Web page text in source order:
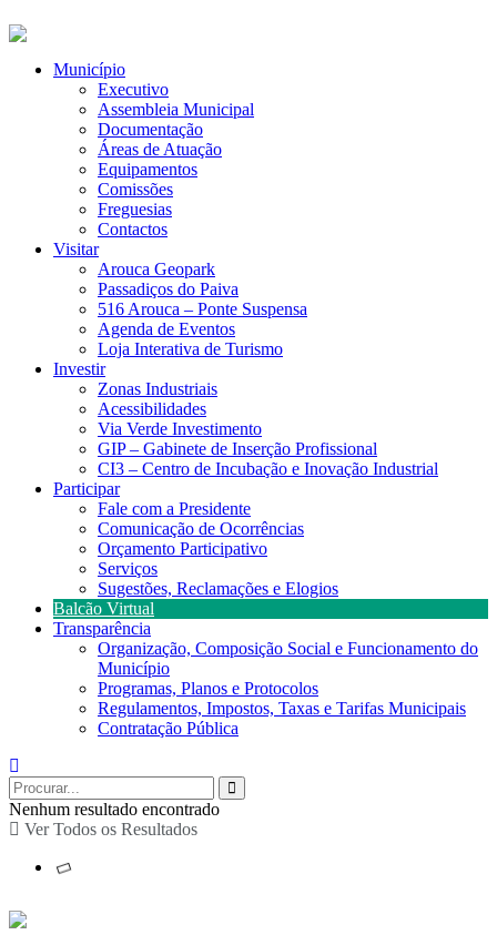
Município
Executivo
Assembleia Municipal
Documentação
Áreas de Atuação
Equipamentos
Comissões
Freguesias
Contactos
Visitar
Arouca Geopark
Passadiços do Paiva
516 Arouca – Ponte Suspensa
Agenda de Eventos
Loja Interativa de Turismo
Investir
Zonas Industriais
Acessibilidades
Via Verde Investimento
GIP – Gabinete de Inserção Profissional
CI3 – Centro de Incubação e Inovação Industrial
Participar
Fale com a Presidente
Comunicação de Ocorrências
Orçamento Participativo
Serviços
Sugestões, Reclamações e Elogios
Balcão Virtual
Transparência
Organização, Composição Social e Funcionamento do
Município
Programas, Planos e Protocolos
Regulamentos, Impostos, Taxas e Tarifas Municipais
Contratação Pública
Nenhum resultado encontrado
Ver Todos os Resultados